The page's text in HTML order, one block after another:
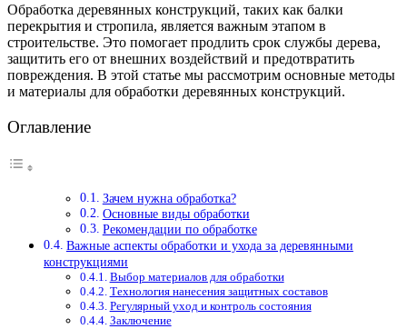
Обработка деревянных конструкций, таких как балки
перекрытия и стропила, является важным этапом в
строительстве. Это помогает продлить срок службы дерева,
защитить его от внешних воздействий и предотвратить
повреждения. В этой статье мы рассмотрим основные методы
и материалы для обработки деревянных конструкций.
Оглавление
Зачем нужна обработка?
Основные виды обработки
Рекомендации по обработке
Важные аспекты обработки и ухода за деревянными
конструкциями
Выбор материалов для обработки
Технология нанесения защитных составов
Регулярный уход и контроль состояния
Заключение